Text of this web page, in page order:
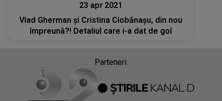
23 apr 2021
Vlad Gherman și Cristina Ciobănașu, din nou
împreună?! Detaliul care i-a dat de gol
Parteneri: